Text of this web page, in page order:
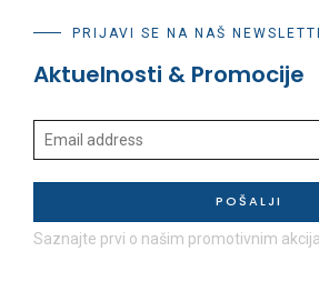
PRIJAVI SE NA NAŠ
Aktuelnosti & Promocije
POŠALJI
Saznajte prvi o našim promotivnim